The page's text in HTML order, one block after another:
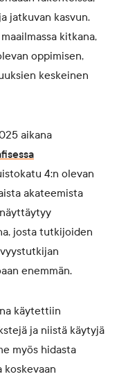
jatkuvan kasvun.
kitkana,
oppimisen,
keskeinen
aikana
4:n olevan
akateemista
josta tutkijoiden
enemmän.
käytettiin
ja niistä käytyjä
myös hidasta